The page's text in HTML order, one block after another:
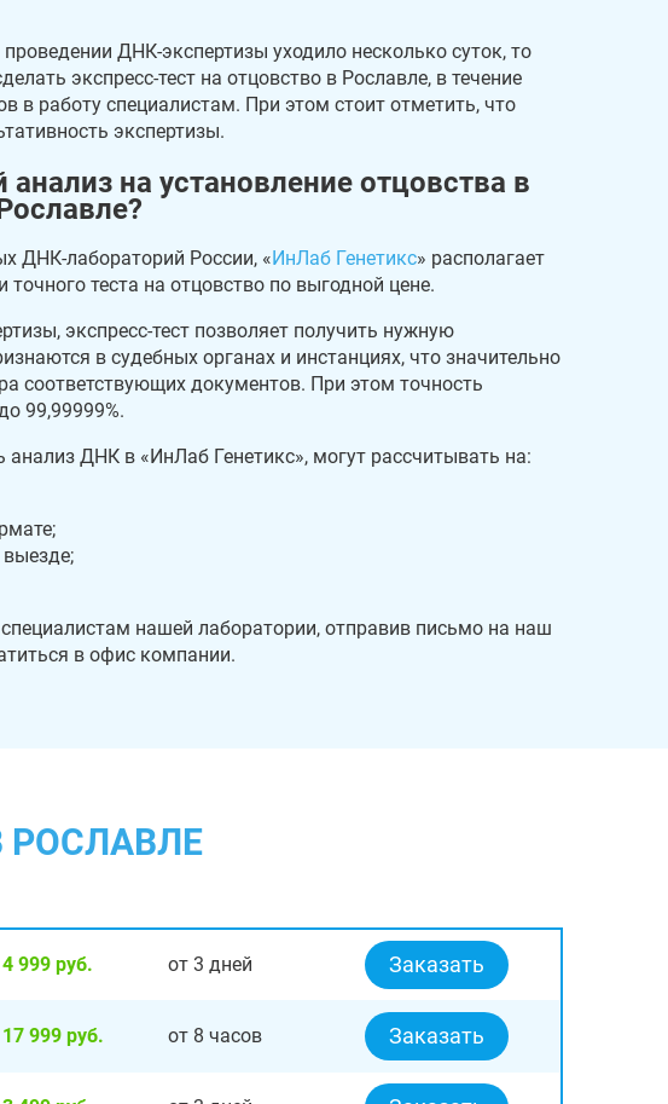
ДНК-экспертизы уходило несколько суток, то
экспресс-тест на отцовство в Рославле, в течение
в работу специалистам. При этом стоит отметить, что
экспертизы.
на установление отцовства в
ДНК-лабораторий России, « ИнЛаб Генетикс» располагает
теста на отцовство по выгодной цене.
экспресс-тест позволяет получить нужную
в судебных органах и инстанциях, что значительно
соответствующих документов. При этом точность
99,99999%.
ДНК в «ИнЛаб Генетикс», могут рассчитывать на:
нашей лаборатории, отправив письмо на наш
в офис компании.
РОСЛАВЛЕ
999 руб. от 3 дней Заказать
999 руб. от 8 часов Заказать